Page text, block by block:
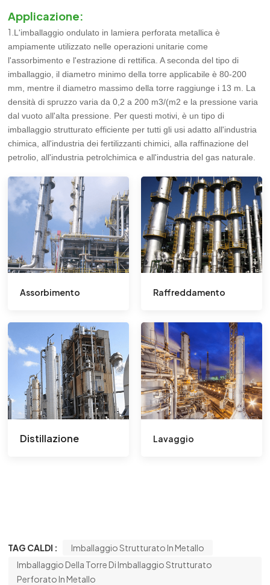
Applicazione:
1. L'imballaggio ondulato in lamiera perforata metallica è
ampiamente utilizzato nelle operazioni unitarie come
l'assorbimento e l'estrazione di rettifica. A seconda del tipo di
imballaggio, il diametro minimo della torre applicabile è 80-200
mm, mentre il diametro massimo della torre raggiunge i 13 m. La
densità di spruzzo varia da 0,2 a 200 m3/(m2 e la pressione varia
dal vuoto all'alta pressione. Per questi motivi, è un tipo di
imballaggio strutturato efficiente per tutti gli usi adatto all'industria
chimica, all'industria dei fertilizzanti chimici, alla raffinazione del
petrolio, all'industria petrolchimica e all'industria del gas naturale.
Assorbimento Raffreddamento
Distillazione Lavaggio
TAG CALDI :
Imballaggio Strutturato In Metallo
Imballaggio Della Torre Di Imballaggio Strutturato
Perforato In Metallo